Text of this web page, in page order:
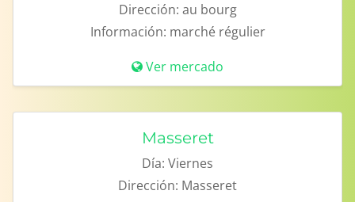
Dirección: au bourg
Información: marché régulier
Ver mercado
Masseret
Día: Viernes
Dirección: Masseret